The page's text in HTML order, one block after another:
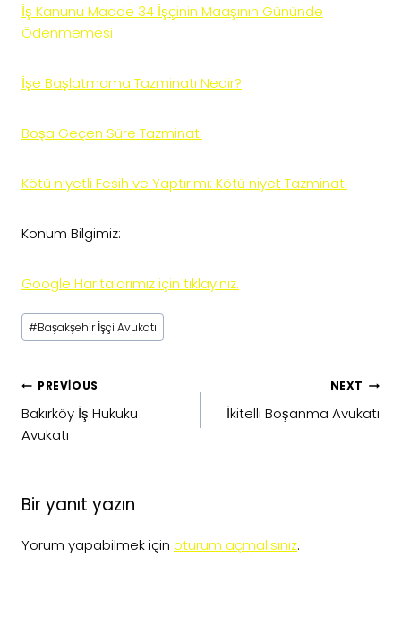
İş Kanunu Madde 34 İşçinin Maaşının Gününde
Ödenmemesi
İşe Başlatmama Tazminatı Nedir?
Boşa Geçen Süre Tazminatı
Kötü niyetli Fesih ve Yaptırımı: Kötü niyet Tazminatı
Konum Bilgimiz:
Google Haritalarımız için tıklayınız.
Post
Tags:
#Başakşehir İşçi Avukatı
Yazı
gezinmesi
PREVIOUS
Bakırköy İş Hukuku
Avukatı
NEXT
İkitelli Boşanma Avukatı
Bir yanıt yazın
Yorum yapabilmek için oturum açmalısınız.